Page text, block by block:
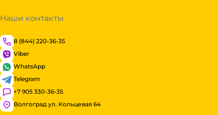
Наши контакты
8 (844) 220-36-35
Viber
WhatsApp
Telegram
+7 905 330-36-35
Волгоград ул. Кольцевая 64